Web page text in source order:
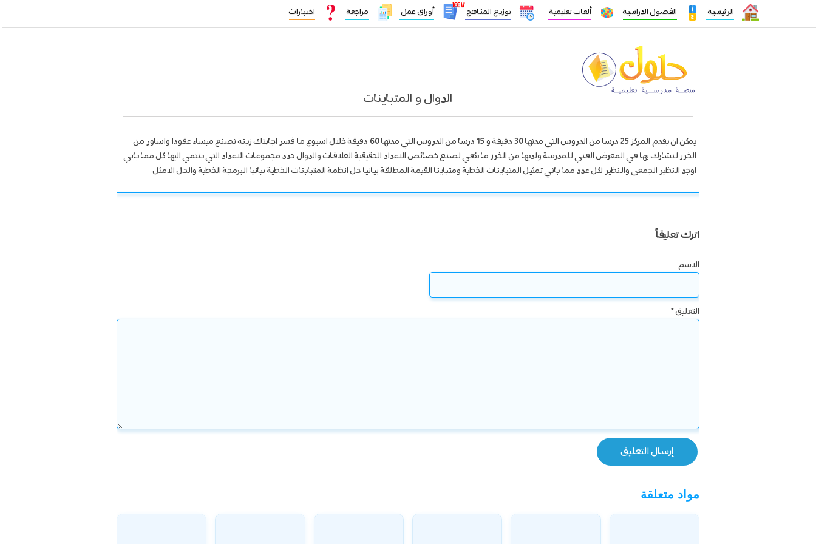
الرئيسية الفصول الدراسية ألعاب تعليمية توزيع المناهج
١٤٤٧
أوراق عمل مراجعة اختبارات
الدوال و المتباينات
يمكن ان يقدم المركز 25 درسا من الدروس التي مدتها 30 دقيقة و 15 درسا من الدروس التي مدتها 60 دقيقة خلال اسبوع ما فسر اجابتك زينة تصنع ميساء عقودا واساور من
الخرز لنشارك بها في المعرض الفني للمدرسة ولديها من الخرز ما يكفي لصنع خصائص الاعداد الحقيقية العلاقات والدوال حدد مجموعات الاعداد التي ينتمي اليها كل مما ياتي
اوجد النظير الجمعى والنظير لكل عدد مما ياتي تمثيل المتباينات الخطية ومتباينا القيمة المطلقة بيانيا حل انظمة المتباينات الخطية بيانيا البرمجة الخطية والحل الامثل
اترك تعليقاً
الاسم
التعليق*
مواد متعلقة